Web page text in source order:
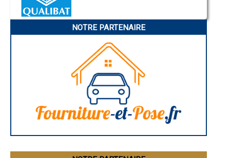
- Entreprise de rénovation immobilière à Girac
- Entreprise de rénovation immobilière à Vers
- Entreprise de rénovation immobilière à Montcabrier
- Entreprise de rénovation immobilière à Pern
- Entreprise de rénovation immobilière à Saint-Denis-lès-Martel
- Entreprise de rénovation immobilière à Miers
- Entreprise de rénovation immobilière à Baladou
- Entreprise de rénovation immobilière à Peyrilles
- Entreprise de rénovation immobilière à Vire-sur-Lot
- Entreprise de rénovation immobilière à Villesèque
- Entreprise de rénovation immobilière à Molières
- Entreprise de rénovation immobilière à Calamane
- Entreprise de rénovation immobilière à Camburat
- Entreprise de rénovation immobilière à Marminiac
- Entreprise de rénovation immobilière à Saint-Jean-Lespinasse
Charleville-Mézières
Pamiers
Narbonne
Saint-Brieuc
Besançon
Évreux
NOTRE PARTENAIRE